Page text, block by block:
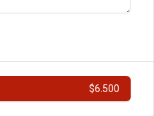
o brotes y
$6.500